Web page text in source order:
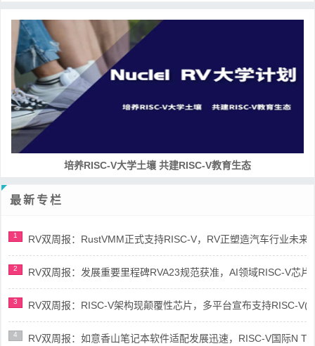
培养RISC-V大学土壤 共建RISC-V教育生态
最新专栏
1 RV双周报：RustVMM正式支持RISC-V，RV正塑造汽车行业未来
2 RV双周报：发展重要里程碑RVA23规范获准，AI领域RISC-V芯
3 RV双周报：RISC-V架构现颠覆性芯片，多平台宣布支持RISC-V(
4 RV双周报：如意香山笔记本软件适配发展迅速，RISC-V国际N